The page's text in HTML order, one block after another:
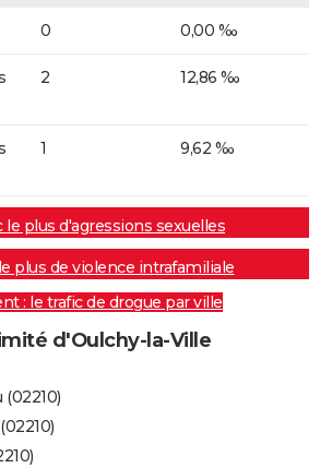
0 0,00 ‰
2 12,86 ‰
1 9,62 ‰
le plus d'agressions sexuelles
plus de violence intrafamiliale
: le trafic de drogue par ville
d'Oulchy-la-Ville